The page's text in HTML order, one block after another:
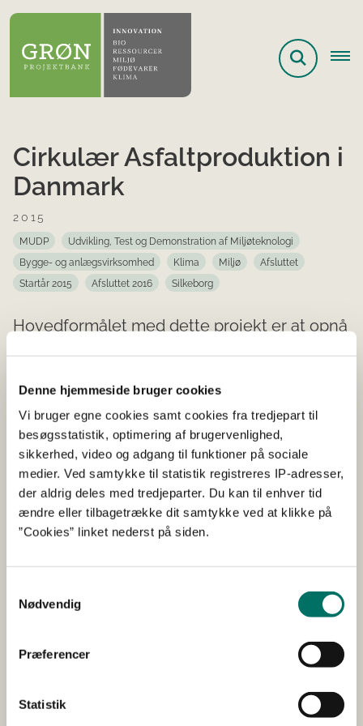
Denne hjemmeside bruger cookies
Vi bruger egne cookies samt cookies fra tredjepart til
besøgsstatistik, optimering af brugervenlighed,
sikkerhed, video og adgang til funktioner på sociale
medier. Ved samtykke til statistik registreres IP-adresser,
der aldrig deles med tredjeparter. Du kan til enhver tid
ændre eller tilbagetrække dit samtykke ved at klikke på
”Cookies” linket nederst på siden.
Nødvendig
Præferencer
Statistik
Cirkulær Asfaltproduktion i
Danmark
2015
MUDP
Udvikling, Test og Demonstration af Miljøteknologi
Bygge- og anlægsvirksomhed
Klima Miljø
Afsluttet
Startår 2015
Afsluttet 2016 Silkeborg
Hovedformålet med dette projekt er at opnå
af asfalt i Danmark.
I 2013 blev der produceret 1,5 mio. tons nye
asfaltslidlag, hvori der blev genanvendt ca. 150.000 tons
asfalt (10%). Dette er alt for lidt da Vejreglerne i dag
tillader op til 30% genbrug og potentialet for at hæve
denne grænse yderligere er til stede. Målet nås ved
udvikling af ny og bedre sortering, udvikling og
genbrug samt ved cost-benefit analyser.
Udfører/hovedansøger YIT Danmark A/S